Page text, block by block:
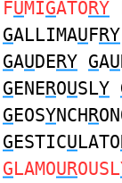
FUMIGATORY
GALLIMAUFRY
GAUDERY GAU
GENEROUSLY
GEOSYNCHR
GESTICULATO
GLAMOUROUSL